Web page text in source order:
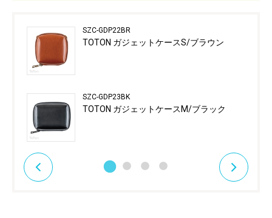
SZC-GDP22BR
TOTON ガジェットケースS/ブラウン
SZC-GDP23BK
TOTON ガジェットケースM/ブラック